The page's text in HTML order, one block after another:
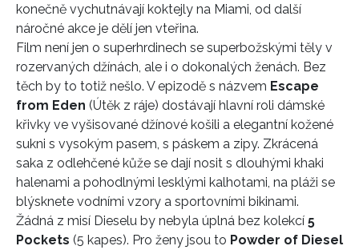
konečně vychutnávají koktejly na Miami, od další
náročné akce je dělí jen vteřina.
Film není jen o superhrdinech se superbožskými těly v
rozervaných džínách, ale i o dokonalých ženách. Bez
těch by to totiž nešlo. V epizodě s názvem Escape
from Eden (Útěk z ráje) dostávají hlavní roli dámské
křivky ve vyšisované džínové košili a elegantní kožené
sukni s vysokým pasem, s páskem a zipy. Zkrácená
saka z odlehčené kůže se dají nosit s dlouhými khaki
halenami a pohodlnými lesklými kalhotami, na pláži se
blýsknete vodními vzory a sportovními bikinami.
Žádná z misí Dieselu by nebyla úplná bez kolekcí 5
Pockets (5 kapes). Pro ženy jsou to Powder of Diesel